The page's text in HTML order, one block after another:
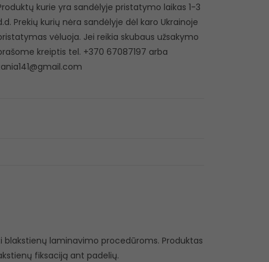
kurie yra sandėlyje pristatymo laikas 1-3
Prekių kurių nėra sandėlyje dėl karo Ukrainoje
vėluoja. Jei reikia skubaus užsakymo
kreiptis tel. +370 67087197 arba
blakstienų laminavimo procedūroms. Produktas
fiksaciją ant padelių.